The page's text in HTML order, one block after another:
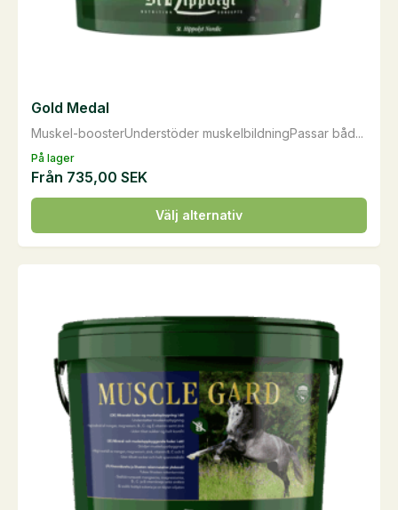
På lager
Muskel-boosterUnderstöder muskelbildningPassar båd...
Gold Medal
Från 735,00 SEK
Välj alternativ
Den
här
produkten
varianter.
olika
alternativen
produktsidan